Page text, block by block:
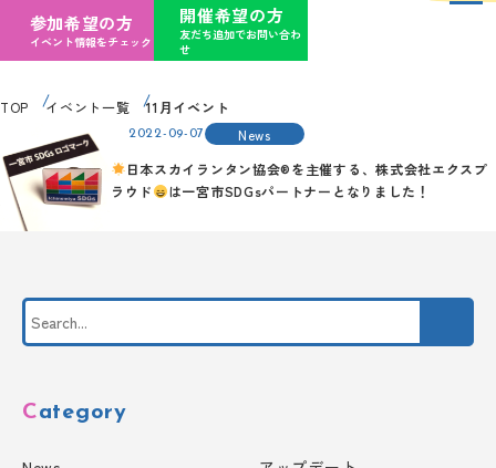
参加希望の方
イベント情報をチェック
開催希望の方
友だち追加でお問い合わ
せ
TOP イベント一覧 11月イベント
2022-09-07
News
日本スカイランタン協会®を主催する、株式会社エクスプ
ラウド
は一宮市SDGsパートナーとなりました！
Category